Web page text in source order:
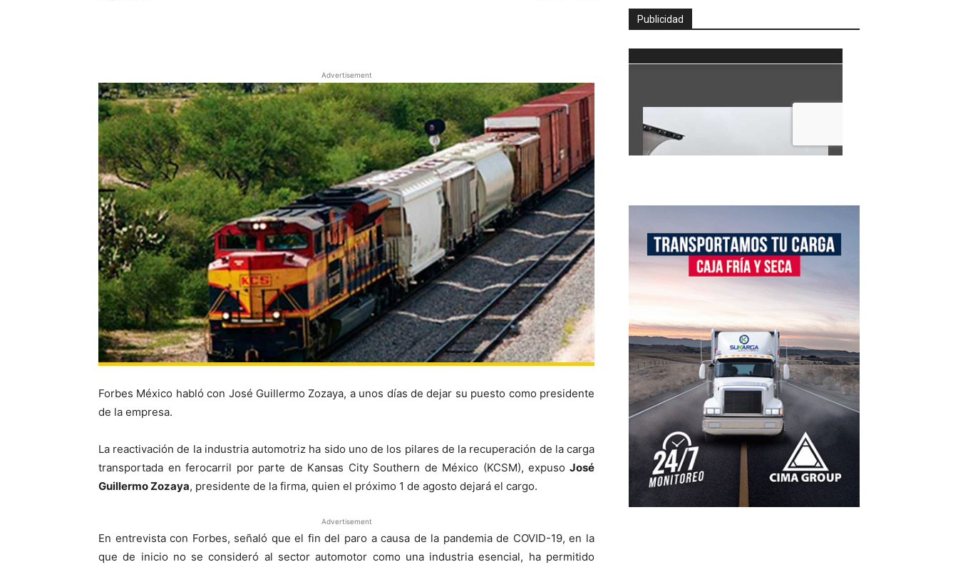
Advertisement
Forbes México habló con José Guillermo Zozaya, a unos días de dejar su puesto como presidente
de la empresa.
La reactivación de la industria automotriz ha sido uno de los pilares de la recuperación de la carga
transportada en ferocarril por parte de Kansas City Southern de México (KCSM), expuso José
Guillermo Zozaya, presidente de la firma, quien el próximo 1 de agosto dejará el cargo.
Advertisement
En entrevista con Forbes, señaló que el fin del paro a causa de la pandemia de COVID-19, en la
que de inicio no se consideró al sector automotor como una industria esencial, ha permitido
Publicidad